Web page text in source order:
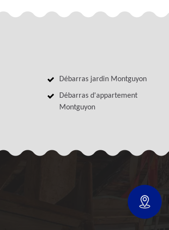
Débarras jardin Montguyon
Débarras d'appartement
Montguyon